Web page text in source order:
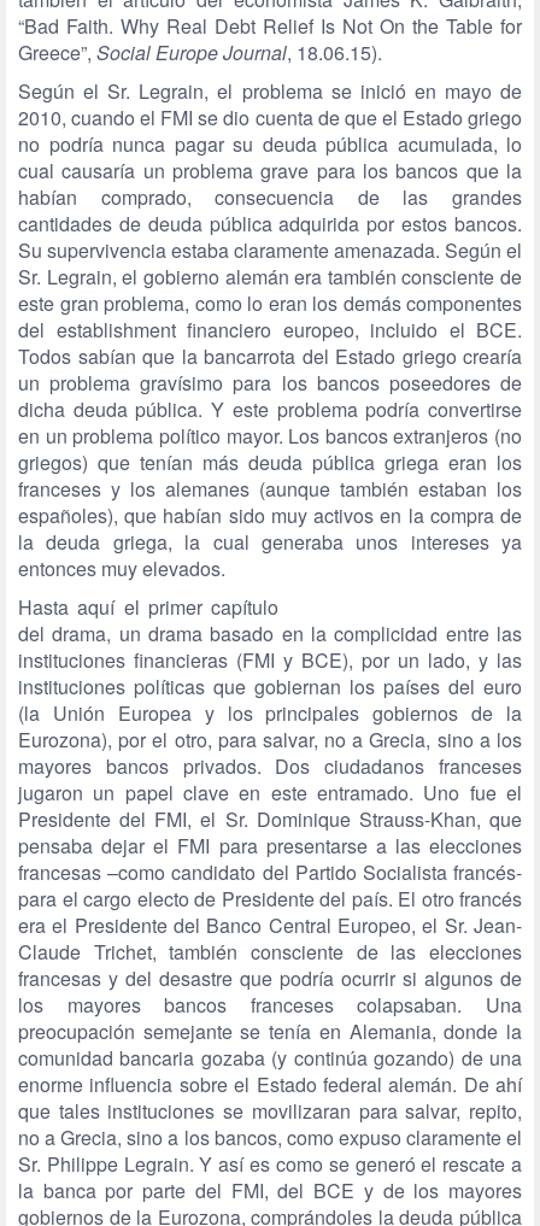
“Bad Faith. Why Real Debt Relief Is Not On the Table for
Greece”, Social Europe Journal, 18.06.15).
Según el Sr. Legrain, el problema se inició en mayo de
2010, cuando el FMI se dio cuenta de que el Estado griego
no podría nunca pagar su deuda pública acumulada, lo
cual causaría un problema grave para los bancos que la
habían comprado, consecuencia de las grandes
cantidades de deuda pública adquirida por estos bancos.
Su supervivencia estaba claramente amenazada. Según el
Sr. Legrain, el gobierno alemán era también consciente de
este gran problema, como lo eran los demás componentes
del establishment financiero europeo, incluido el BCE.
Todos sabían que la bancarrota del Estado griego crearía
un problema gravísimo para los bancos poseedores de
dicha deuda pública. Y este problema podría convertirse
en un problema político mayor. Los bancos extranjeros (no
griegos) que tenían más deuda pública griega eran los
franceses y los alemanes (aunque también estaban los
españoles), que habían sido muy activos en la compra de
la deuda griega, la cual generaba unos intereses ya
entonces muy elevados.
Hasta aquí el primer capítulo
del drama, un drama basado en la complicidad entre las
instituciones financieras (FMI y BCE), por un lado, y las
instituciones políticas que gobiernan los países del euro
(la Unión Europea y los principales gobiernos de la
Eurozona), por el otro, para salvar, no a Grecia, sino a los
mayores bancos privados. Dos ciudadanos franceses
jugaron un papel clave en este entramado. Uno fue el
Presidente del FMI, el Sr. Dominique Strauss-Khan, que
pensaba dejar el FMI para presentarse a las elecciones
francesas –como candidato del Partido Socialista francés-
para el cargo electo de Presidente del país. El otro francés
era el Presidente del Banco Central Europeo, el Sr. Jean-
Claude Trichet, también consciente de las elecciones
francesas y del desastre que podría ocurrir si algunos de
los mayores bancos franceses colapsaban. Una
preocupación semejante se tenía en Alemania, donde la
comunidad bancaria gozaba (y continúa gozando) de una
enorme influencia sobre el Estado federal alemán. De ahí
que tales instituciones se movilizaran para salvar, repito,
no a Grecia, sino a los bancos, como expuso claramente el
Sr. Philippe Legrain. Y así es como se generó el rescate a
la banca por parte del FMI, del BCE y de los mayores
gobiernos de la Eurozona, comprándoles la deuda pública